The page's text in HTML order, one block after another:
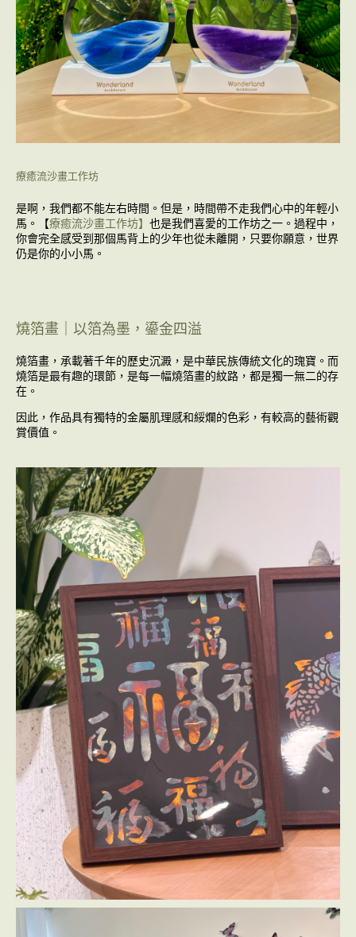
療癒流沙畫工作坊
是啊，我們都不能左右時間。但是，時間帶不走我們心中的年輕小
馬。【療癒流沙畫工作坊】 也是我們喜愛的工作坊之一。過程中，
你會完全感受到那個馬背上的少年也從未離開，只要你願意，世界
仍是你的小小馬。
燒箔畫｜以箔為墨，鎏金四溢
燒箔畫，承載著千年的歷史沉澱，是中華民族傳統文化的瑰寶。而
燒箔是最有趣的環節，是每一幅燒箔畫的紋路，都是獨一無二的存
在。
因此，作品具有獨特的金屬肌理感和綏爛的色彩，有較高的藝術觀
賞價值。